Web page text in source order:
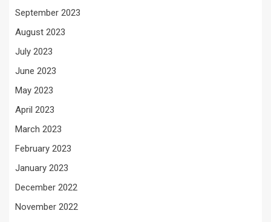
September 2023
August 2023
July 2023
June 2023
May 2023
April 2023
March 2023
February 2023
January 2023
December 2022
November 2022